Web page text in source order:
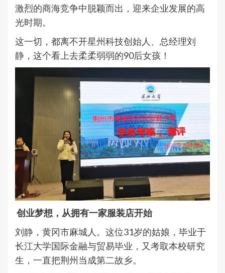
激烈的商海竞争中脱颖而出，迎来企业发展的高
光时期。
这一切，都离不开星州科技创始人、总经理刘
静，这个看上去柔柔弱弱的90后女孩！
创业梦想，从拥有一家服装店开始
刘静，黄冈市麻城人。这位31岁的姑娘，毕业于
长江大学国际金融与贸易毕业，又考取本校研究
生，一直把荆州当成第二故乡。